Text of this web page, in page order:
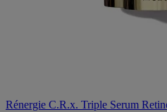
Rénergie C.R.x. Triple Serum